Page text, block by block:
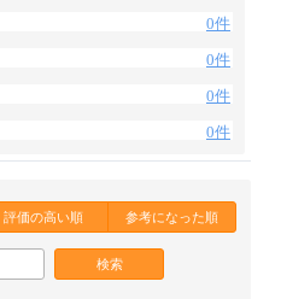
0件
0件
0件
0件
評価の高い順 参考になった順
検索